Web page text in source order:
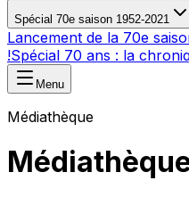
Spécial 70e saison 1952-2021
Lancement de la 70e
!Spécial 70 ans : la
Menu
Médiathèque